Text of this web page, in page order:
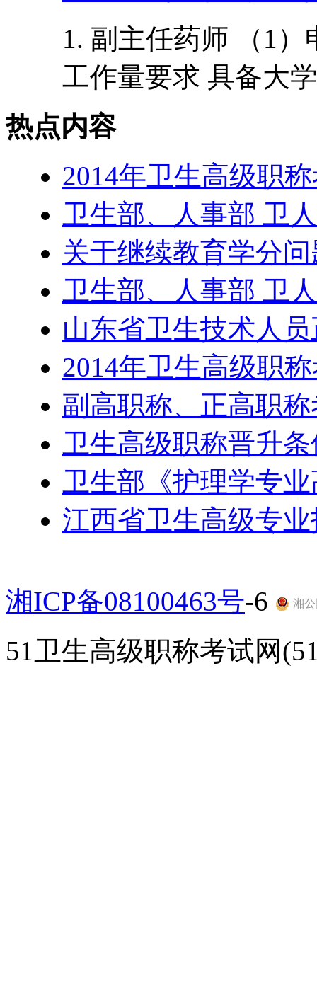
1. 副主任药师 （1
工作量要求 具备大
热点内容
2014年卫生高级职
卫生部、人事部 卫
关于继续教育学分问
卫生部、人事部 卫
山东省卫生技术人
2014年卫生高级职
副高职称、正高职
卫生高级职称晋升条
卫生部《护理学专
江西省卫生高级专
湘ICP备08100463号-6 湘公
51卫生高级职称考试网